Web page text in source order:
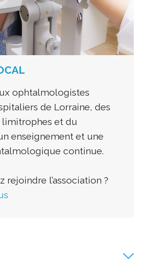
ophtalmologistes
de Lorraine, des
et du
enseignement et une
continue.
rejoindre l’association ?